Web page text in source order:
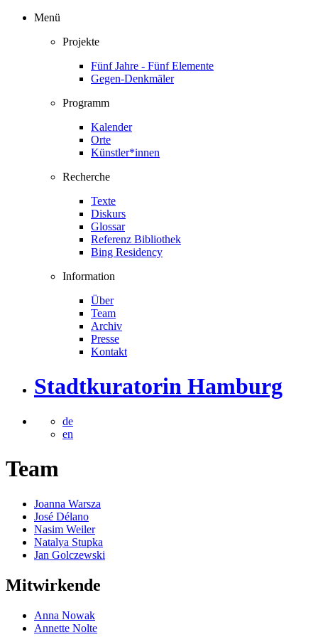
Menü
Projekte
Fünf Jahre - Fünf Elemente
Gegen-Denkmäler
Programm
Kalender
Orte
Künstler*innen
Recherche
Texte
Diskurs
Glossar
Referenz Bibliothek
Bing Residency
Information
Über
Team
Archiv
Presse
Kontakt
Stadtkuratorin Hamburg
de
en
Team
Joanna Warsza
José Délano
Nasim Weiler
Natalya Stupka
Jan Golczewski
Mitwirkende
Anna Nowak
Annette Nolte